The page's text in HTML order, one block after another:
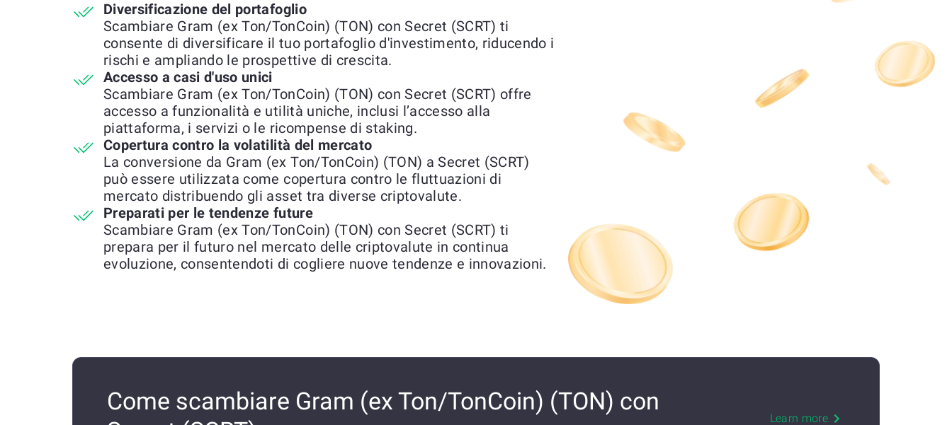
Diversificazione del portafoglio
Scambiare Gram (ex Ton/TonCoin) (TON) con Secret (SCRT) ti
consente di diversificare il tuo portafoglio d'investimento, riducendo i
rischi e ampliando le prospettive di crescita.
Accesso a casi d'uso unici
Scambiare Gram (ex Ton/TonCoin) (TON) con Secret (SCRT) offre
accesso a funzionalità e utilità uniche, inclusi l’accesso alla
piattaforma, i servizi o le ricompense di staking.
Copertura contro la volatilità del mercato
La conversione da Gram (ex Ton/TonCoin) (TON) a Secret (SCRT)
può essere utilizzata come copertura contro le fluttuazioni di
mercato distribuendo gli asset tra diverse criptovalute.
Preparati per le tendenze future
Scambiare Gram (ex Ton/TonCoin) (TON) con Secret (SCRT) ti
prepara per il futuro nel mercato delle criptovalute in continua
evoluzione, consentendoti di cogliere nuove tendenze e innovazioni.
Come scambiare Gram (ex Ton/TonCoin) (TON) con
Learn more